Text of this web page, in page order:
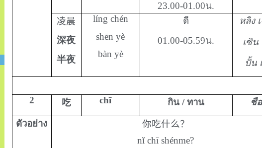
23.00-01.00น.
凌晨
深夜
半夜
líng chén
shēn yè
bàn yè
ตี
01.00-05.59น.
หลิง
เซิน
ปั้น
2 吃 chī กิน / ทาน ชือ
ตัวอย่าง
你吃什么？
nĭ chī shénme?